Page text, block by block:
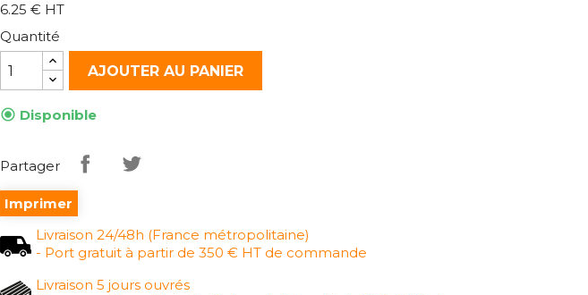
6.25 € HT
Quantité
AJOUTER AU PANIER
 Disponible
Partager
Imprimer
Livraison 24/48h (France métropolitaine)
- Port gratuit à partir de 350 € HT de commande
Livraison 5 jours ouvrés